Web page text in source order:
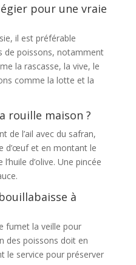
pour une vraie
il est préférable
de poissons, notamment
la rascasse, la vive, le
comme la lotte et la
rouille maison ?
de l’ail avec du safran,
d’œuf et en montant le
d’olive. Une pincée
à
fumet la veille pour
des poissons doit en
le service pour préserver